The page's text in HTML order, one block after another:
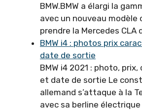
BMW.BMW a élargi la
avec un nouveau modèle
prendre la Mercedes CLA
BMW i4 : photos prix
date de sortie
BMW i4 2021 : photo,
et date de sortie Le
allemand s’attaque à la
avec sa berline